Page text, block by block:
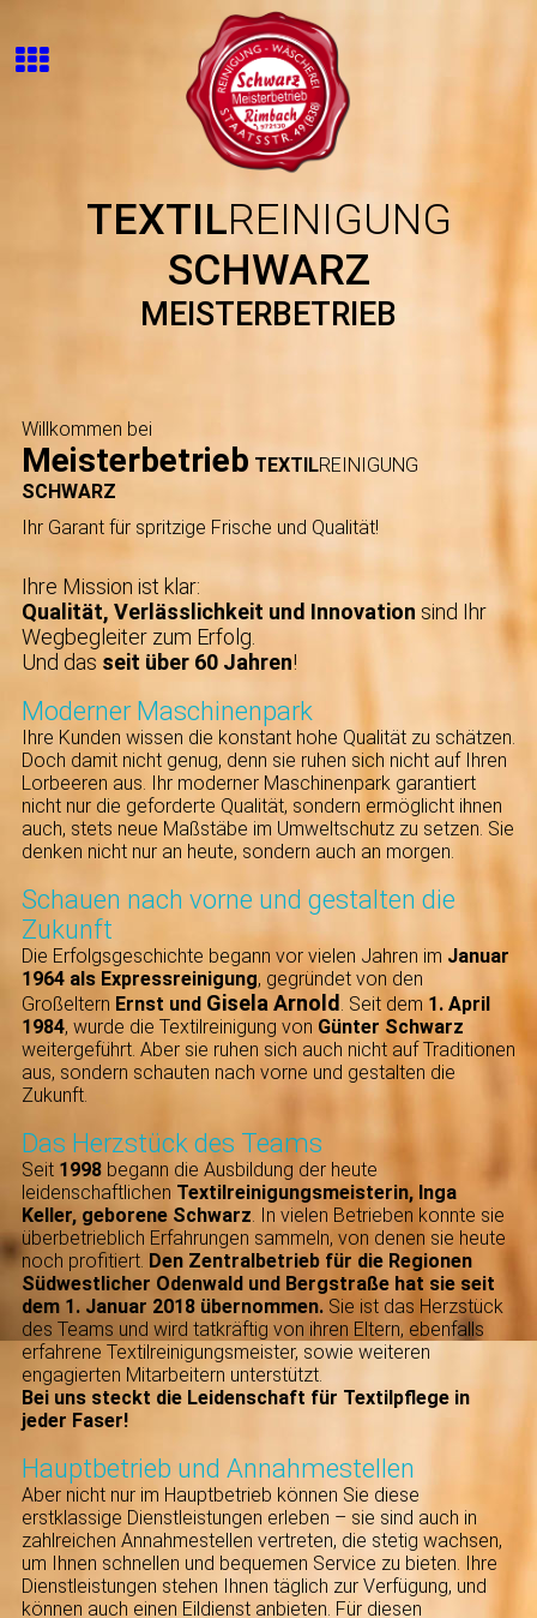
TEXTILREINIGUNG
SCHWARZ
MEISTERBETRIEB
Willkommen bei
Meisterbetrieb TEXTILREINIGUNG
SCHWARZ
Ihr Garant für spritzige Frische und Qualität!
Ihre Mission ist klar:
Qualität, Verlässlichkeit und Innovation sind Ihr
Wegbegleiter zum Erfolg.
Und das seit über 60 Jahren!
Moderner Maschinenpark
Ihre Kunden wissen die konstant hohe Qualität zu schätzen.
Doch damit nicht genug, denn sie ruhen sich nicht auf Ihren
Lorbeeren aus. Ihr moderner Maschinenpark garantiert
nicht nur die geforderte Qualität, sondern ermöglicht ihnen
auch, stets neue Maßstäbe im Umweltschutz zu setzen. Sie
denken nicht nur an heute, sondern auch an morgen.
Schauen nach vorne und gestalten die
Zukunft
Die Erfolgsgeschichte begann vor vielen Jahren im Januar
1964als Expressreinigung, gegründet von den
Großeltern Ernst und Gisela Arnold . Seit dem 1. April
1984, wurde die Textilreinigung von Günter Schwarz
weitergeführt. Aber sie ruhen sich auch nicht auf Traditionen
aus, sondern schauten nach vorne und gestalten die
Zukunft.
Das Herzstück des Teams
Seit 1998begann die Ausbildung der heute
leidenschaftlichen Textilreinigungsmeisterin, Inga
Keller, geborene Schwarz. In vielen Betrieben konnte sie
überbetrieblich Erfahrungen sammeln, von denen sie heute
noch profitiert. Den Zentralbetrieb für die Regionen
Südwestlicher Odenwald und Bergstraße hat sie seit
dem 1. Januar 2018 übernommen.Sie ist das Herzstück
des Teams und wird tatkräftig von ihren Eltern, ebenfalls
erfahrene Textilreinigungsmeister, sowie weiteren
engagierten Mitarbeitern unterstützt.
Bei uns steckt die Leidenschaft für Textilpflege in
jeder Faser!
Hauptbetrieb und Annahmestellen
Aber nicht nur im Hauptbetrieb können Sie diese
erstklassige Dienstleistungen erleben – sie sind auch in
zahlreichen Annahmestellen vertreten, die stetig wachsen,
um Ihnen schnellen und bequemen Service zu bieten. Ihre
Dienstleistungen stehen Ihnen täglich zur Verfügung, und
können auch einen Eildienst anbieten. Für diesen